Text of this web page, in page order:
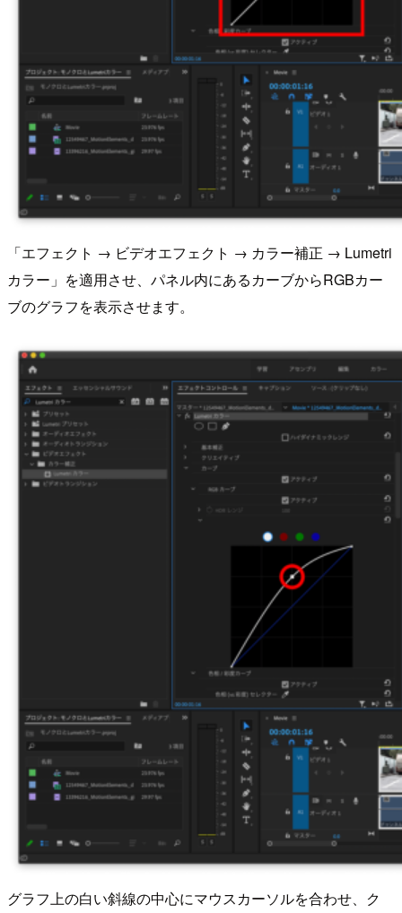
「エフェクト → ビデオエフェクト → カラー補正 → Lumetri
カラー」を適用させ、パネル内にあるカーブからRGBカー
ブのグラフを表示させます。
グラフ上の白い斜線の中心にマウスカーソルを合わせ、ク